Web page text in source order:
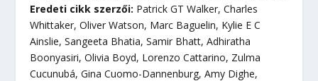
Eredeti cikk szerzői: Patrick GT Walker, Charles
Whittaker, Oliver Watson, Marc Baguelin, Kylie E C
Ainslie, Sangeeta Bhatia, Samir Bhatt, Adhiratha
Boonyasiri, Olivia Boyd, Lorenzo Cattarino, Zulma
Cucunubá, Gina Cuomo-Dannenburg, Amy Dighe,